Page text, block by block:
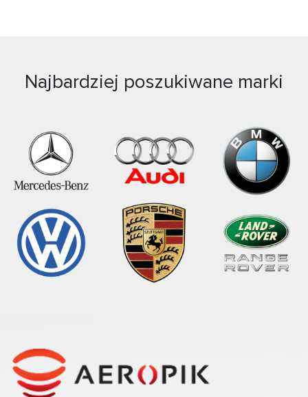
Najbardziej poszukiwane marki